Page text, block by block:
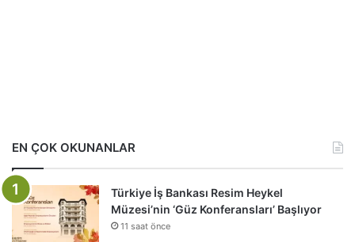
EN ÇOK OKUNANLAR
Türkiye İş Bankası Resim Heykel
Müzesi’nin ‘Güz Konferansları’ Başlıyor
11 saat önce